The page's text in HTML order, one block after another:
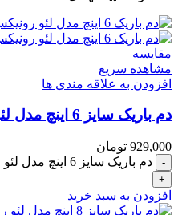
مقایسه
مشاهده سریع
افزودن به علاقه مندی ها
دم باریک سایز 6 اینچ مدل لئو رونیکس کد RH-1326
929,000 تومان
دم باریک سایز 6 اینچ مدل لئو رونیکس کد RH-1326 عدد
افزودن به سبد خرید